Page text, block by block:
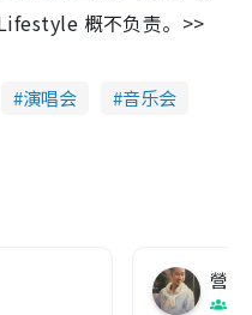
概不负责。>>
演唱会
音乐会
營養